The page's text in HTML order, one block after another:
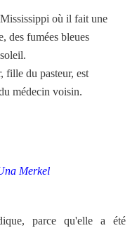
où il fait une
des fumées bleues
fille du pasteur, est
médecin voisin.
Merkel
parce qu'elle a été